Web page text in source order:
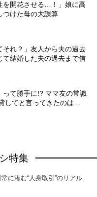
を開花させる…！」娘に高
つけた母の大誤算
それ？」友人から夫の過去
結婚した夫の過去まで信
って勝手に!? ママ友の常識
してと言ってきたのは…
特集
に潜む“人身取引”のリアル